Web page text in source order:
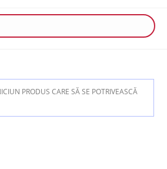
PRODUS CARE SĂ SE POTRIVEASCĂ